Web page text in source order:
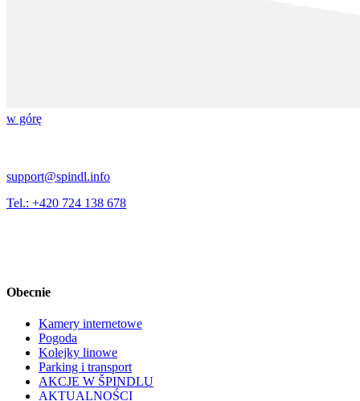
w górę
support@spindl.info
Tel.: +420 724 138 678
Obecnie
Kamery internetowe
Pogoda
Kolejky linowe
Parking i transport
AKCJE W ŠPINDLU
AKTUALNOŚCI